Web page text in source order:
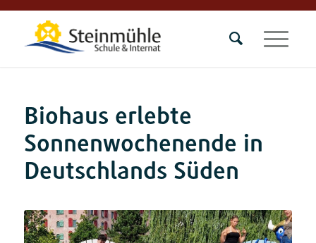
Biohaus erlebte
Sonnenwochenende in
Deutschlands Süden